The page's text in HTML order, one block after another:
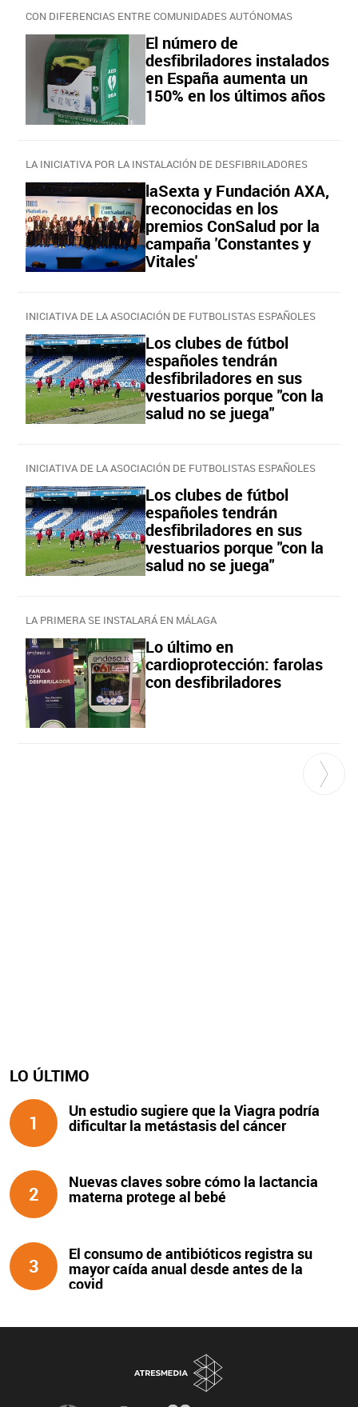
CON DIFERENCIAS ENTRE COMUNIDADES AUTÓNOMAS
El número de
desfibriladores instalados
en España aumenta un
150% en los últimos años
LA INICIATIVA POR LA INSTALACIÓN DE DESFIBRILADORES
laSexta y Fundación AXA,
reconocidas en los
premios ConSalud por la
campaña 'Constantes y
Vitales'
INICIATIVA DE LA ASOCIACIÓN DE FUTBOLISTAS ESPAÑOLES
Los clubes de fútbol
españoles tendrán
desfibriladores en sus
vestuarios porque "con la
salud no se juega"
INICIATIVA DE LA ASOCIACIÓN DE FUTBOLISTAS ESPAÑOLES
Los clubes de fútbol
españoles tendrán
desfibriladores en sus
vestuarios porque "con la
salud no se juega"
LA PRIMERA SE INSTALARÁ EN MÁLAGA
Lo último en
cardioprotección: farolas
con desfibriladores
LO ÚLTIMO
1
Un estudio sugiere que la Viagra podría
dificultar la metástasis del cáncer
2
Nuevas claves sobre cómo la lactancia
materna protege al bebé
3
El consumo de antibióticos registra su
mayor caída anual desde antes de la
covid